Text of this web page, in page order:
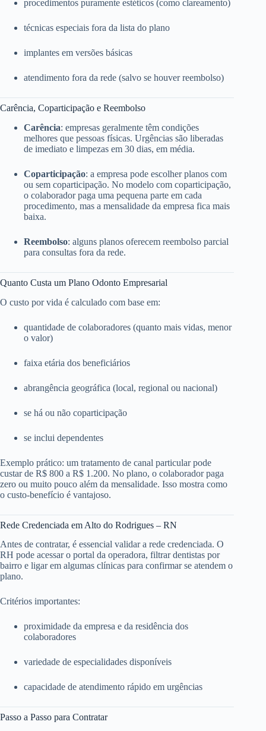
procedimentos puramente estéticos (como clareamento)
técnicas especiais fora da lista do plano
implantes em versões básicas
atendimento fora da rede (salvo se houver reembolso)
Carência, Coparticipação e Reembolso
Carência: empresas geralmente têm condições
melhores que pessoas físicas. Urgências são liberadas
de imediato e limpezas em 30 dias, em média.
Coparticipação: a empresa pode escolher planos com
ou sem coparticipação. No modelo com coparticipação,
o colaborador paga uma pequena parte em cada
procedimento, mas a mensalidade da empresa fica mais
baixa.
Reembolso: alguns planos oferecem reembolso parcial
para consultas fora da rede.
Quanto Custa um Plano Odonto Empresarial
O custo por vida é calculado com base em:
quantidade de colaboradores (quanto mais vidas, menor
o valor)
faixa etária dos beneficiários
abrangência geográfica (local, regional ou nacional)
se há ou não coparticipação
se inclui dependentes
Exemplo prático: um tratamento de canal particular pode
custar de R$ 800 a R$ 1.200. No plano, o colaborador paga
zero ou muito pouco além da mensalidade. Isso mostra como
o custo-benefício é vantajoso.
Rede Credenciada em Alto do Rodrigues – RN
Antes de contratar, é essencial validar a rede credenciada. O
RH pode acessar o portal da operadora, filtrar dentistas por
bairro e ligar em algumas clínicas para confirmar se atendem o
plano.
Critérios importantes:
proximidade da empresa e da residência dos
colaboradores
variedade de especialidades disponíveis
capacidade de atendimento rápido em urgências
Passo a Passo para Contratar